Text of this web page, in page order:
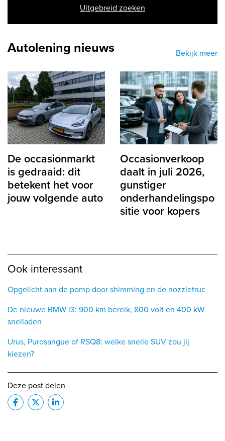
Ook interessant
Opgelicht aan de pomp door shimming en de nozzletruc
De nieuwe BMW i3: 900 km bereik, 800 volt en 400 kW
snelladen
Urus, Purosangue of RSQ8: welke snelle SUV zou jij
kiezen?
Deze post delen
Uitgebreid zoeken
Autolening nieuws Bekijk meer
De occasionmarkt
is gedraaid: dit
betekent het voor
jouw volgende auto
Occasionverkoop
daalt in juli 2026,
gunstiger
onderhandelingspo
sitie voor kopers